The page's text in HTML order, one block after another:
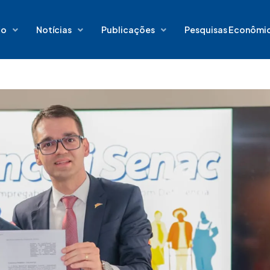
Notícias Publicações Pesquisas